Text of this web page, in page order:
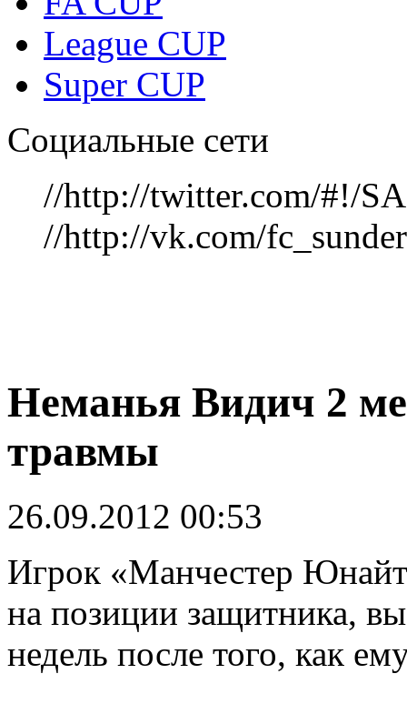
League CUP
Super CUP
Социальные сети
//http://twitter.com/#!/
//http://vk.com/
Неманья Видич 2
травмы
26.09.2012 00:53
Игрок «Манчестер
на позиции защитника,
недель после того, как